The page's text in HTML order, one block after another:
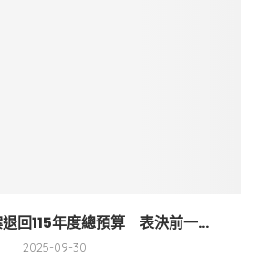
回115年度總預算 表決前一...
2025-09-30